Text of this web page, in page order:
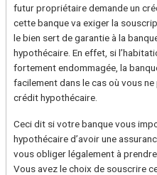
futur propriétaire demande un
cette banque va exiger la
le bien sert de garantie à la
hypothécaire. En effet, si
fortement endommagée, la
facilement dans le cas où vous
crédit hypothécaire.
Ceci dit si votre banque vous
hypothécaire d’avoir une
vous obliger légalement à prendre
Vous avez le choix de souscrire